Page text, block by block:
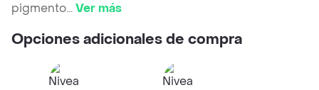
pigmento...Ver más
Opciones adicionales de compra